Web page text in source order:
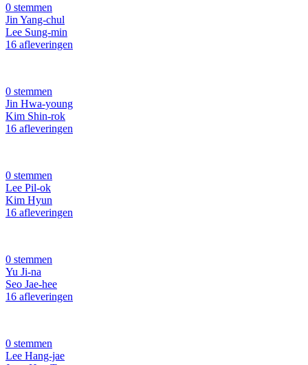
0 stemmen
Jin Yang-chul
Lee Sung-min
16 afleveringen
0 stemmen
Jin Hwa-young
Kim Shin-rok
16 afleveringen
0 stemmen
Lee Pil-ok
Kim Hyun
16 afleveringen
0 stemmen
Yu Ji-na
Seo Jae-hee
16 afleveringen
0 stemmen
Lee Hang-jae